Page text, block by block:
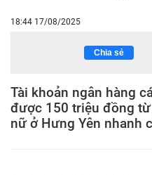
18:44 17/08/2025
Chia sẻ
Tài khoản ngân hàng
được 150 triệu đồng
nữ ở Hưng Yên nhanh